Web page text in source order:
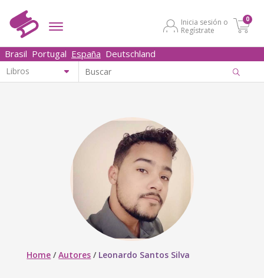
Inicia sesión o
Regístrate
0
Brasil Portugal España Deutschland
Home /Autores / Leonardo Santos Silva